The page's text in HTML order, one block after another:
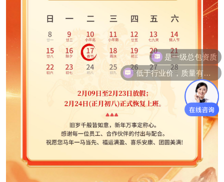
是一级总包资质
低于行业价，质量有保障